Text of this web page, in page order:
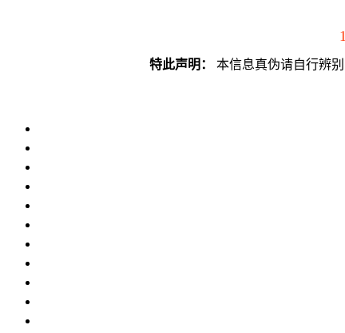
特此声明： 本信息真伪请自行辨